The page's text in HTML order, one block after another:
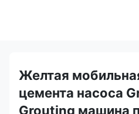
Желтая
цемента насоса
Grouting машина